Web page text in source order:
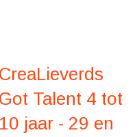
CreaLieverds
Got Talent 4 tot
10 jaar - 29 en